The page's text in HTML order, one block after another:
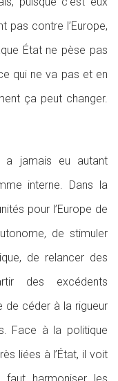
pas contre l’Europe,
État ne pèse pas
qui ne va pas et en
ça peut changer.
a jamais eu autant
interne. Dans la
pour l’Europe de
de stimuler
de relancer des
des excédents
de céder à la rigueur
Face à la politique
liées à l’État, il voit